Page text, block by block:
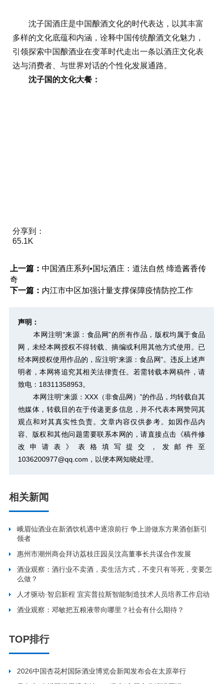
沈子国酒庄是中国酿酒文化的时代表达，以其丰富
多样的文化底蕴和内涵，诠释中国传统酿酒文化魅力，
引领探索中国酿酒业在变革时代走出一条以酒庄文化表
达与消费者、与世界对话的个性化发展通路。
沈子国的文化大餐：
分享到：
65.1K
上一篇： 中国酒庄系列•国坛酒庄：道法自然 缔造酱香传
奇
下一篇： 内江市中区加强计量支撑保障疫情防控工作
声明：
本网注明“来源：食品网”的所有作品，版权均属于食品
网，未经本网授权不得转载、摘编或利用其他方式使用。已
经本网授权使用作品的，应注明“来源：食品网”。违反上述声
明者，本网将追究其相关法律责任。若需转载本网稿件，请
致电：18311358953。
本网注明“来源：XXX（非食品网）”的作品，均转载自其
他媒体，转载目的在于传递更多信息，并不代表本网赞同其
观点和对其真实性负责。文章内容仅供参考。如因作品内
容、版权和其他问题需要联系本网的，请直接点击 《稿件修
改申请表》 表格填写提交，发邮件至
1036200977@qq.com，以便本网知晓处理。
相关新闻
峨眉仙酒业在新酒饮机遇中逐浪前行 争上游做东方果酒创新引
领者
惠州市潮州商会拜访荔枝庄园吴汶高董事长共谋合作发展
酒业观察：酒行业不卖酒，卖生活方式，不变只有等死，变要怎
么做？
人才驱动·智启新程 宜宾普拉斯智能制造技术人员培养工作启动
酒业观察：邓敏把五粮液带向哪里？社会有什么期待？
TOP排行
2026中国杏花村国际酒业博览会新闻发布会在太原举行